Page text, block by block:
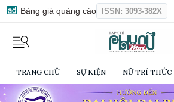
Bảng giá quảng cáo ISSN: 3093-382X
TRANG CHỦ SỰ KIỆN NỮ TRÍ THỨC